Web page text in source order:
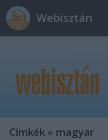
Webisztán
Címkék » magyar